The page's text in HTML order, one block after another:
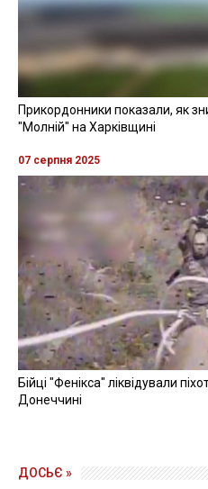
Прикордонники показали, як
"Молній" на Харківщині
07 серпня 2025
Бійці "Фенікса" ліквідували
Донеччині
ДОСЬЄ »